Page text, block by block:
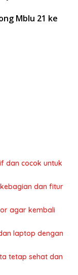
Mblu 21 ke
dan cocok untuk
dan fitur
agar kembali
laptop dengan
tetap sehat dan